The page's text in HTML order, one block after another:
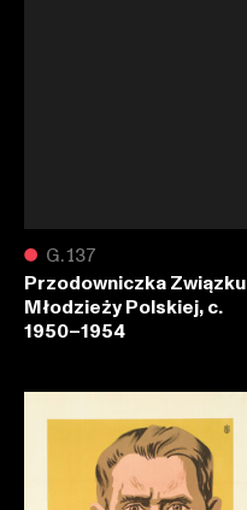
● G.137
Przodowniczka Związku
Młodzieży Polskiej, c.
1950–1954